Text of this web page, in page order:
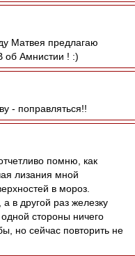
Матвея предлагаю
об Амнистии ! :)
- поправляться!!
помню, как
лизания мной
в мороз.
в другой раз железку
стороны ничего
но сейчас повторить не